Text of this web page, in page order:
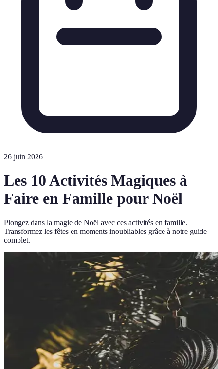
26 juin 2026
Les 10 Activités Magiques à
Faire en Famille pour Noël
Plongez dans la magie de Noël avec ces activités en famille.
Transformez les fêtes en moments inoubliables grâce à notre guide
complet.